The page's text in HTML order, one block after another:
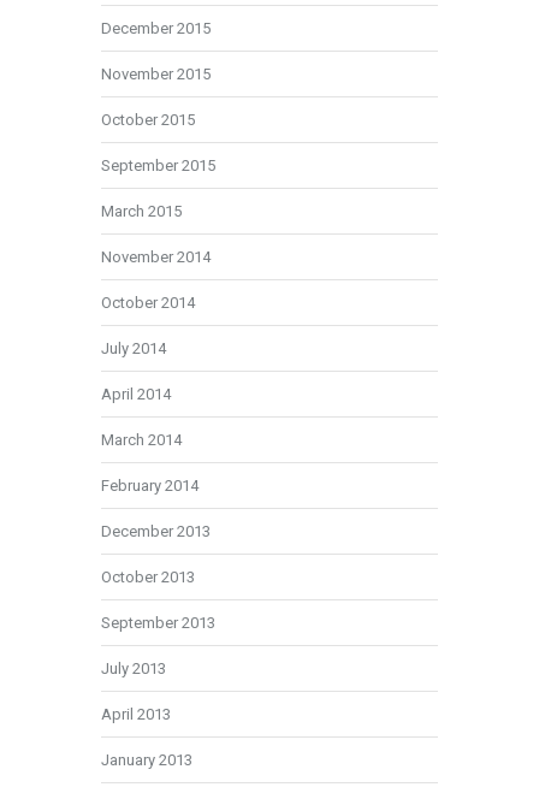
December 2015
November 2015
October 2015
September 2015
March 2015
November 2014
October 2014
July 2014
April 2014
March 2014
February 2014
December 2013
October 2013
September 2013
July 2013
April 2013
January 2013